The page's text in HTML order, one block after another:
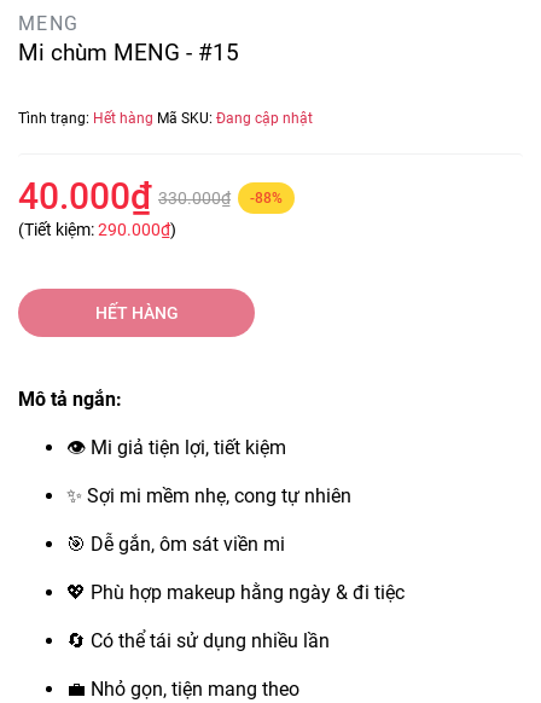
MENG
Mi chùm MENG - #15
Tình trạng: Hết hàng Mã SKU: Đang cập nhật
40.000₫ 330.000₫ -88%
(Tiết kiệm:290.000₫)
HẾT HÀNG
Mô tả ngắn:
👁 Mi giả tiện lợi, tiết kiệm
✨ Sợi mi mềm nhẹ, cong tự nhiên
🎯 Dễ gắn, ôm sát viền mi
💖 Phù hợp makeup hằng ngày & đi tiệc
🔄 Có thể tái sử dụng nhiều lần
💼 Nhỏ gọn, tiện mang theo